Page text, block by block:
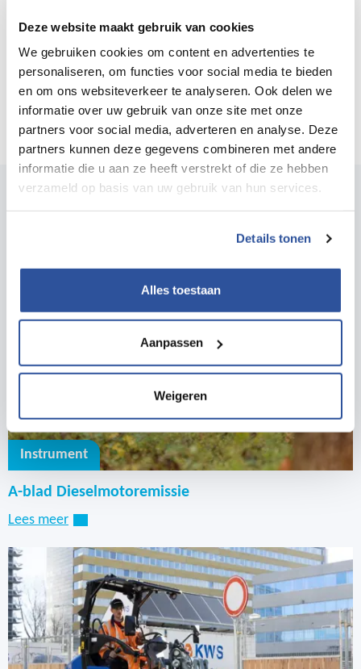
Deze website maakt gebruik van cookies
We gebruiken cookies om content en advertenties te
personaliseren, om functies voor social media te bieden
en om ons websiteverkeer te analyseren. Ook delen we
informatie over uw gebruik van onze site met onze
partners voor social media, adverteren en analyse. Deze
partners kunnen deze gegevens combineren met andere
informatie die u aan ze heeft verstrekt of die ze hebben
verzameld op basis van uw gebruik van hun services.
Details tonen
Alles toestaan
Aanpassen
Weigeren
Veiligheid (NIPV).
Ook interessant voor jou?
Instrument
A-blad Dieselmotoremissie
Lees meer